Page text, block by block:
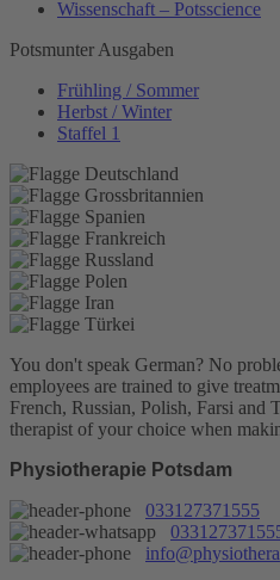
Wissenschaft – Potsscience
Potsmunter Ausgaben
Frühling / Sommer
Herbst / Winter
Staffel 1
You don't speak German? No
employees are trained to give
French, Russian, Polish, Farsi and
therapist of your choice when
Physiotherapie Potsdam
033127371555